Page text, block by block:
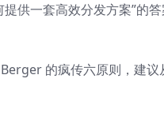
供一套高效分发方案”的答
的疯传六原则，建议